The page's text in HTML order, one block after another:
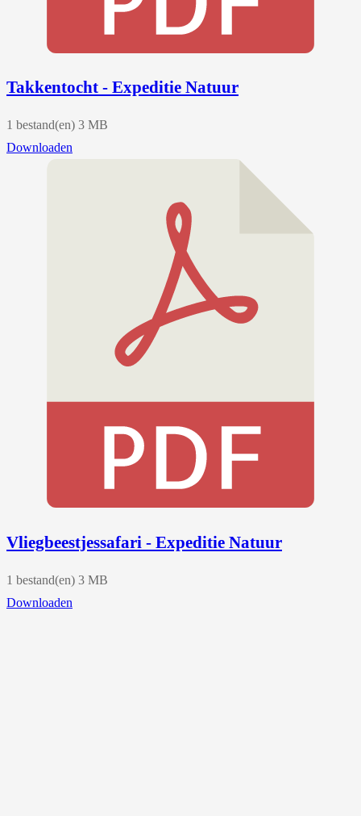
Takkentocht - Expeditie Natuur
1 bestand(en) 3 MB
Downloaden
Vliegbeestjessafari - Expeditie Natuur
1 bestand(en) 3 MB
Downloaden